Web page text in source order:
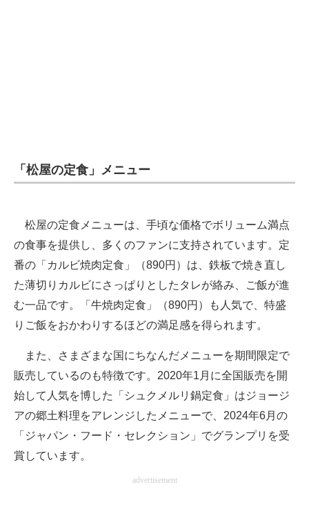
「松屋の定食」メニュー
松屋の定食メニューは、手頃な価格でボリューム満点
の食事を提供し、多くのファンに支持されています。定
番の「カルビ焼肉定食」（890円）は、鉄板で焼き直し
た薄切りカルビにさっぱりとしたタレが絡み、ご飯が進
む一品です。「牛焼肉定食」（890円）も人気で、特盛
りご飯をおかわりするほどの満足感を得られます。
また、さまざまな国にちなんだメニューを期間限定で
販売しているのも特徴です。2020年1月に全国販売を開
始して人気を博した「シュクメルリ鍋定食」はジョージ
アの郷土料理をアレンジしたメニューで、2024年6月の
「ジャパン・フード・セレクション」でグランプリを受
賞しています。
advertisement